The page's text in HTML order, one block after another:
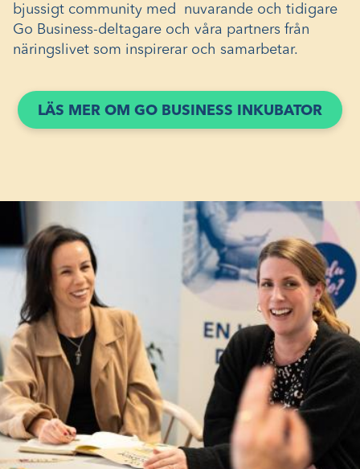
bjussigt community med nuvarande och tidigare
Go Business-deltagare och våra partners från
näringslivet som inspirerar och samarbetar.
LÄS MER OM GO BUSINESS INKUBATOR